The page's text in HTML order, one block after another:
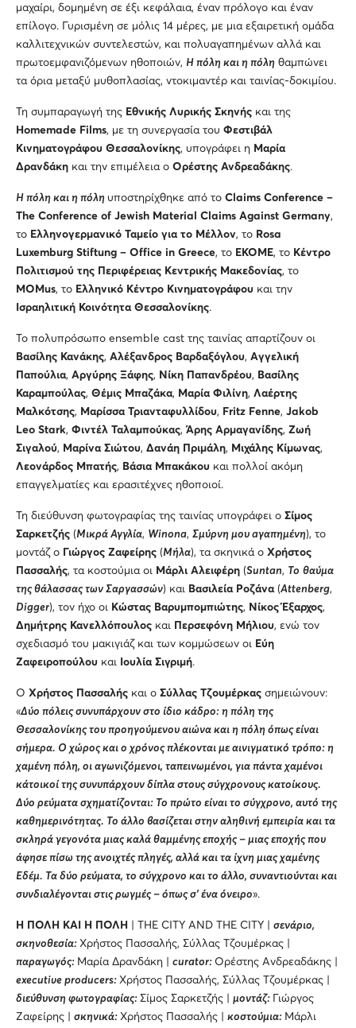
μαχαίρι, δομημένη σε έξι κεφάλαια, έναν πρόλογο και έναν
επίλογο. Γυρισμένη σε μόλις 14 μέρες, με μια εξαιρετική ομάδα
καλλιτεχνικών συντελεστών, και πολυαγαπημένων αλλά και
πρωτοεμφανιζόμενων ηθοποιών, Η πόλη και η πόλη θαμπώνει
τα όρια μεταξύ μυθοπλασίας, ντοκιμαντέρ και ταινίας-δοκιμίου.
Τη συμπαραγωγή της Εθνικής Λυρικής Σκηνής και της
Homemade Films, με τη συνεργασία του Φεστιβάλ
Kινηματογράφου Θεσσαλονίκης, υπογράφει η Μαρία
Δρανδάκη και την επιμέλεια ο Ορέστης Ανδρεαδάκης.
Η πόλη και η πόλη υποστηρίχθηκε από το Claims Conference –
The Conference of Jewish Material Claims Against Germany,
το Ελληνογερμανικό Ταμείο για το Μέλλον, το Rosa
Luxemburg Stiftung – Office in Greece, το ΕΚΟΜΕ, τo Kέντρο
Πολιτισμού της Περιφέρειας Κεντρικής Μακεδονίας, το
MOMus, το Ελληνικό Κέντρο Κινηματογράφου και την
Ισραηλιτική Κοινότητα Θεσσαλονίκης.
Το πολυπρόσωπο ensemble cast της ταινίας απαρτίζουν οι
Βασίλης Κανάκης, Αλέξανδρος Βαρδαξόγλου, Aγγελική
Παπούλια, Αργύρης Ξάφης, Νίκη Παπανδρέου, Βασίλης
Καραμπούλας, Θέμις Μπαζάκα, Μαρία Φιλίνη, Λαέρτης
Μαλκότσης, Μαρίσσα Τριανταφυλλίδου, Fritz Fenne, Jakob
Leo Stark, Φιντέλ Ταλαμπούκας, Άρης Αρμαγανίδης, Ζωή
Σιγαλού, Μαρίνα Σιώτου, Δανάη Πριμάλη, Μιχάλης Κίμωνας,
Λεονάρδος Μπατής, Βάσια Μπακάκου και πολλοί ακόμη
επαγγελματίες και ερασιτέχνες ηθοποιοί.
Τη διεύθυνση φωτογραφίας της ταινίας υπογράφει ο Σίμος
Σαρκετζής (Μικρά Αγγλία, Winona, Σμύρνη μου aγαπημένη), το
μοντάζ ο Γιώργος Ζαφείρης (Μήλα), τα σκηνικά ο Χρήστος
Πασσαλής, τα κοστούμια oι Μάρλι Αλειφέρη (Suntan, To θαύμα
της θάλασσας των Σαργασσών) και Βασιλεία Ροζάνα (Αttenberg,
Digger), τον ήχο οι Κώστας Βαρυμπομπιώτης, Νίκος Έξαρχος,
Δημήτρης Κανελλόπουλος και Περσεφόνη Μήλιου, ενώ τον
σχεδιασμό του μακιγιάζ και των κομμώσεων οι Εύη
Ζαφειροπούλου και Ιουλία Σιγριμή.
Ο Χρήστος Πασσαλής και ο Σύλλας Τζουμέρκας σημειώνουν:
«Δύο πόλεις συνυπάρχουν στο ίδιο κάδρο: η πόλη της
Θεσσαλονίκης του προηγούμενου αιώνα και η πόλη όπως είναι
σήμερα. Ο χώρος και ο χρόνος πλέκονται με αινιγματικό τρόπο: η
χαμένη πόλη, οι αγωνιζόμενοι, ταπεινωμένοι, για πάντα χαμένοι
κάτοικοί της συνυπάρχουν δίπλα στους σύγχρονους κατοίκους.
Δύο ρεύματα σχηματίζονται: Το πρώτο είναι το σύγχρονο, αυτό της
καθημερινότητας. Το άλλο βασίζεται στην αληθινή εμπειρία και τα
σκληρά γεγονότα μιας καλά θαμμένης εποχής – μιας εποχής που
άφησε πίσω της ανοιχτές πληγές, αλλά και τα ίχνη μιας χαμένης
Εδέμ. Τα δύο ρεύματα, το σύγχρονο και το άλλο, συναντιούνται και
συνδιαλέγονται στις ρωγμές – όπως σ’ ένα όνειρο».
Η ΠΟΛΗ ΚΑΙ Η ΠΟΛΗ | THE CITY AND THE CITY | σενάριο,
σκηνοθεσία: Χρήστος Πασσαλής, Σύλλας Τζουμέρκας |
παραγωγός: Μαρία Δρανδάκη | curator: Ορέστης Ανδρεαδάκης |
executive producers: Χρήστος Πασσαλής, Σύλλας Τζουμέρκας |
διεύθυνση φωτογραφίας: Σίμος Σαρκετζής | μοντάζ: Γιώργος
Ζαφείρης | σκηνικά: Χρήστος Πασσαλής | κοστούμια: Μάρλι